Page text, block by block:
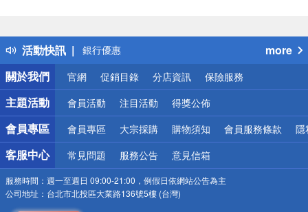
活動快訊
熱門話題
銀行優惠
偏遠地區配送
詐騙網頁！請小心！
more
關於我們
官網 促銷目錄 分店資訊 保險服務
主題活動 會員活動 注目活動 得獎公佈
會員專區 會員專區 大宗採購 購物須知 會員服務條款 隱
客服中心 常見問題 服務公告 意見信箱
服務時間： 週一至週日 09:00-21:00，例假日依網站公告為主
公司地址： 台北市北投區大業路136號5樓 (台灣)